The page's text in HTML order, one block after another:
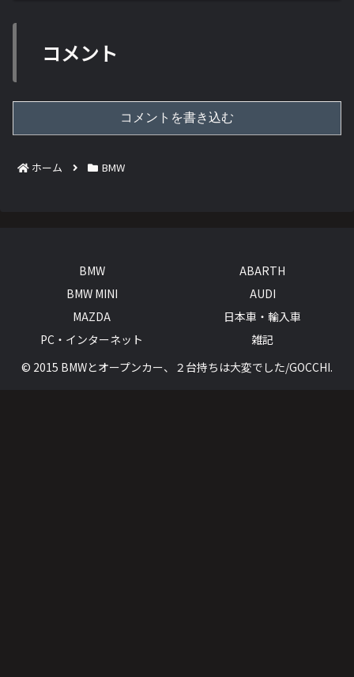
コメント
コメントを書き込む
ホーム BMW
BMW
ABARTH
BMW MINI
AUDI
MAZDA
日本車・輸入車
PC・インターネット
雑記
© 2015 BMWとオープンカー、２台持ちは大変でした/GOCCHI.